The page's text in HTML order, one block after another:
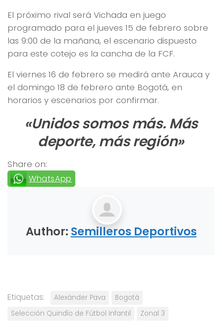
El próximo rival será Vichada en juego
programado para el jueves 15 de febrero sobre
las 9:00 de la mañana, el escenario dispuesto
para este cotejo es la cancha de la FCF.
El viernes 16 de febrero se medirá ante Arauca y
el domingo 18 de febrero ante Bogotá, en
horarios y escenarios por confirmar.
«Unidos somos más. Más
deporte, más región»
Share on:
WhatsApp
Author: Semilleros Deportivos
Etiquetas: Alexánder Pava
Bogotá
Selección Quindío de Fútbol Infantil
Zonal 3